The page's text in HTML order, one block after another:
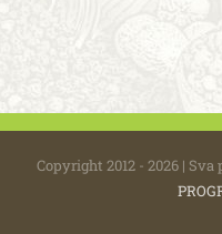
Copyright 2012 - 2026 |